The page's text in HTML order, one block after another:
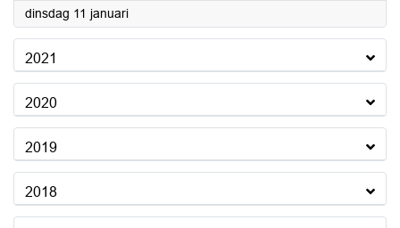
dinsdag 11 januari2022
2021
2020
2019
2018